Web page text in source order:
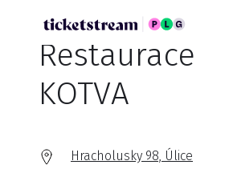
Restaurace
KOTVA
Hracholusky 98, Úlice